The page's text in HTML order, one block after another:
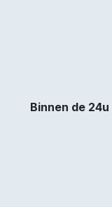
Binnen de 24u